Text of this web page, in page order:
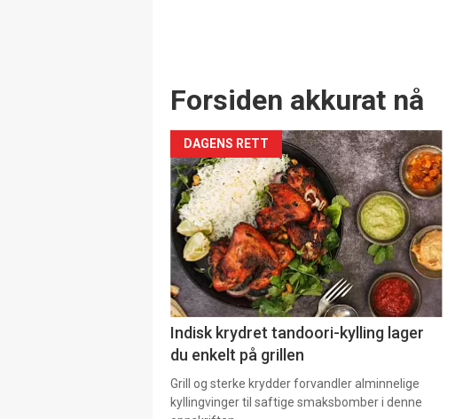
Forsiden akkurat nå
DAGENS RETT
Indisk krydret tandoori-kylling lager
du enkelt på grillen
Grill og sterke krydder forvandler alminnelige
kyllingvinger til saftige smaksbomber i denne